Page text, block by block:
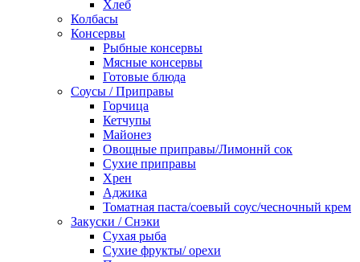
Хлеб
Колбасы
Консервы
Рыбные консервы
Мясные консервы
Готовые блюда
Соусы / Приправы
Горчица
Кетчупы
Майонез
Овощные приправы/Лимоннй сок
Сухие приправы
Хрен
Аджика
Томатная паста/соевый соус/чесночный крем
Закуски / Снэки
Сухая рыба
Сухие фрукты/ орехи